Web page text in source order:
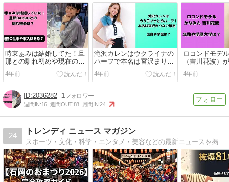
時東ぁみは結婚してた！旦
那との馴れ初めや現在の収
入や仕事は？【出産】
4年前
滝沢カレンはウクライナの
ハーフで本名は宮沢まり
な！学歴や出身まとめ！
4年前
ロコンドモデ
（吉川花波）
齢や学歴大学
4年前
2036282 1
週間IN:16 週間OUT:88 月間IN:24
24
トレンディ ニュース マガジン
スポーツ・文化・科学・エンタメ・美容などの最新ニュースを掲載します.東京五輪